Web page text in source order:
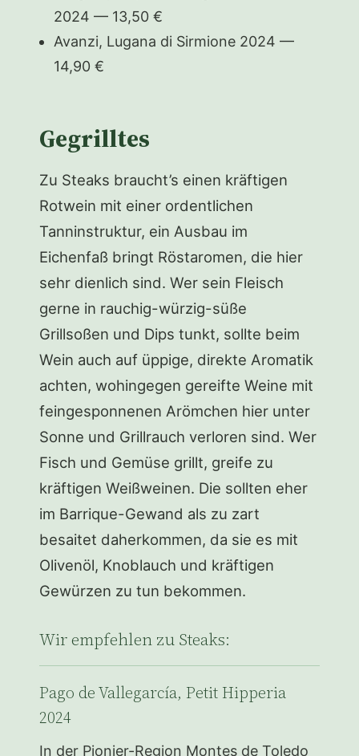
2024 — 13,50 €
Avanzi, Lugana di Sirmione 2024 —
14,90 €
Gegrilltes
Zu Steaks braucht’s einen kräftigen
Rotwein mit einer ordentlichen
Tanninstruktur, ein Ausbau im
Eichenfaß bringt Röstaromen, die hier
sehr dienlich sind. Wer sein Fleisch
gerne in rauchig-würzig-süße
Grillsoßen und Dips tunkt, sollte beim
Wein auch auf üppige, direkte Aromatik
achten, wohingegen gereifte Weine mit
feingesponnenen Arömchen hier unter
Sonne und Grillrauch verloren sind. Wer
Fisch und Gemüse grillt, greife zu
kräftigen Weißweinen. Die sollten eher
im Barrique-Gewand als zu zart
besaitet daherkommen, da sie es mit
Olivenöl, Knoblauch und kräftigen
Gewürzen zu tun bekommen.
Wir empfehlen zu Steaks:
Pago de Vallegarcía, Petit Hipperia
2024
In der Pionier-Region Montes de Toledo